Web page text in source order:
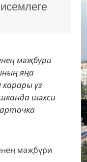
мәҗбүри
яңа
үз
шәхси
мәҗбүри